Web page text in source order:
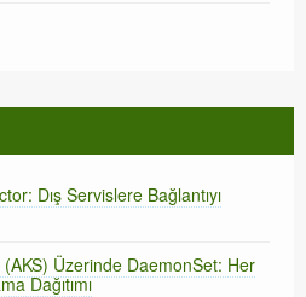
Dış Servislere Bağlantıyı
Üzerinde DaemonSet: Her
Dağıtımı